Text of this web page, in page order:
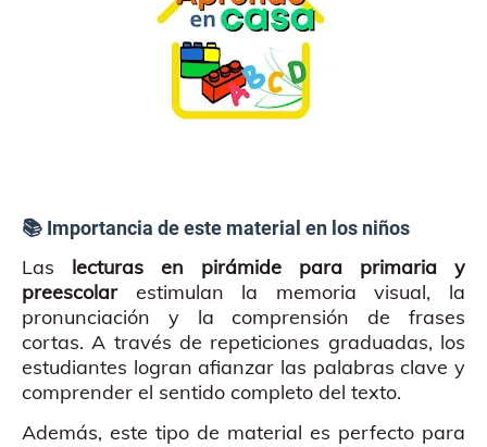
📚 Importancia de este material en los niños
Las lecturas en pirámide para primaria y
preescolarestimulan la memoria visual, la
pronunciación y la comprensión de frases
cortas. A través de repeticiones graduadas, los
estudiantes logran afianzar las palabras clave y
comprender el sentido completo del texto.
Además, este tipo de material es perfecto para